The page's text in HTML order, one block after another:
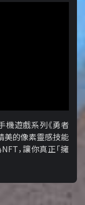
遊戲系列《勇者
美的像素靈感技能
，讓你真正「擁​​